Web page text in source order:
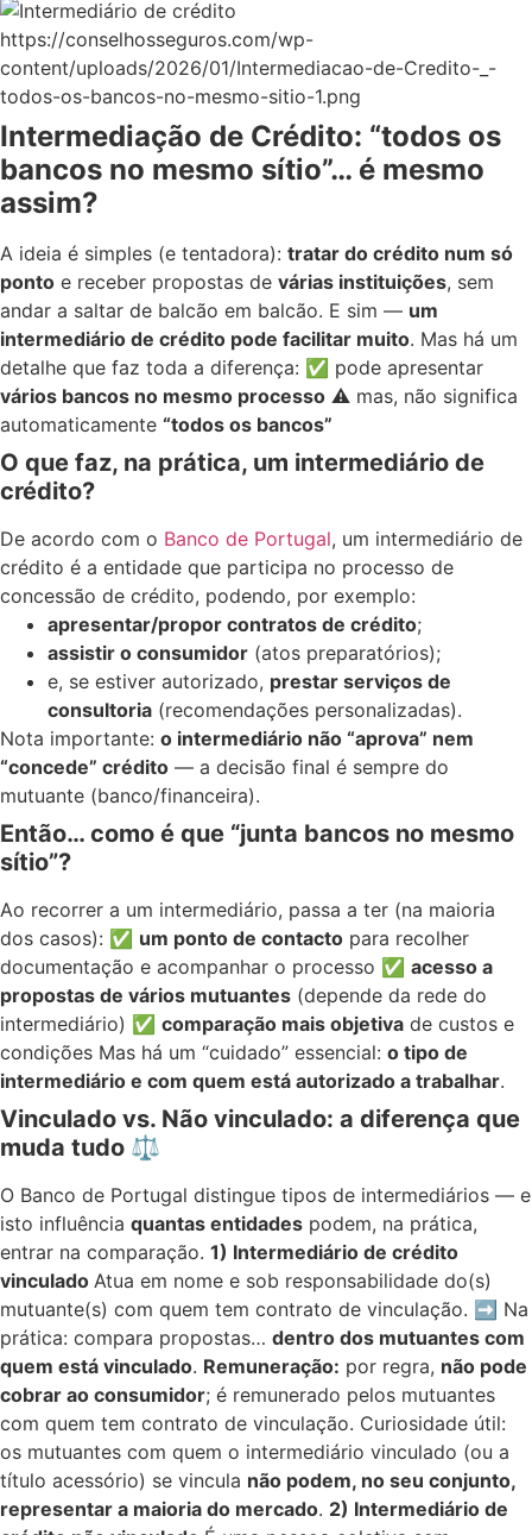
https://conselhosseguros.com/wp-
content/uploads/2026/01/Intermediacao-de-Credito-_-
todos-os-bancos-no-mesmo-sitio-1.png
Intermediação de Crédito: “todos os
bancos no mesmo sítio”… é mesmo
assim?
A ideia é simples (e tentadora): tratar do crédito num só
ponto e receber propostas de várias instituições, sem
andar a saltar de balcão em balcão. E sim — um
intermediário de crédito pode facilitar muito. Mas há um
detalhe que faz toda a diferença: ✅ pode apresentar
vários bancos no mesmo processo ⚠️ mas, não significa
automaticamente “todos os bancos”
O que faz, na prática, um intermediário de
crédito?
De acordo com o Banco de Portugal, um intermediário de
crédito é a entidade que participa no processo de
concessão de crédito, podendo, por exemplo:
apresentar/propor contratos de crédito;
assistir o consumidor (atos preparatórios);
e, se estiver autorizado, prestar serviços de
consultoria (recomendações personalizadas).
Nota importante: o intermediário não “aprova” nem
“concede” crédito — a decisão final é sempre do
mutuante (banco/financeira).
Então… como é que “junta bancos no mesmo
sítio”?
Ao recorrer a um intermediário, passa a ter (na maioria
dos casos): ✅ um ponto de contacto para recolher
documentação e acompanhar o processo ✅ acesso a
propostas de vários mutuantes (depende da rede do
intermediário) ✅ comparação mais objetiva de custos e
condições Mas há um “cuidado” essencial: o tipo de
intermediário e com quem está autorizado a trabalhar.
Vinculado vs. Não vinculado: a diferença que
muda tudo ⚖️
O Banco de Portugal distingue tipos de intermediários — e
isto influência quantas entidades podem, na prática,
entrar na comparação. 1) Intermediário de crédito
vinculado Atua em nome e sob responsabilidade do(s)
mutuante(s) com quem tem contrato de vinculação. ➡️ Na
prática: compara propostas… dentro dos mutuantes com
quem está vinculado. Remuneração: por regra, não pode
cobrar ao consumidor; é remunerado pelos mutuantes
com quem tem contrato de vinculação. Curiosidade útil:
os mutuantes com quem o intermediário vinculado (ou a
título acessório) se vincula não podem, no seu conjunto,
representar a maioria do mercado. 2) Intermediário de